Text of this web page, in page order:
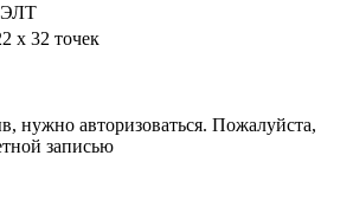
x 32 точек
нужно авторизоваться. Пожалуйста,
записью